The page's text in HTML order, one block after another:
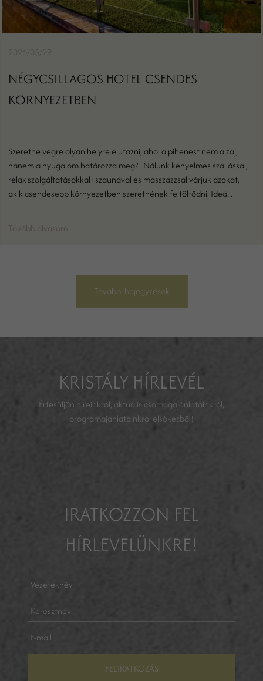
NÉGYCSILLAGOS HOTEL CSENDES
KÖRNYEZETBEN
Szeretne végre olyan helyre elutazni, ahol a pihenést nem a zaj,
hanem a nyugalom határozza meg? Nálunk kényelmes szállással,
relax szolgáltatásokkal: szaunával és masszázzsal várjuk azokat,
akik csendesebb környezetben szeretnének feltöltődni. Ideá...
Tovább olvasom
További bejegyzések
KRISTÁLY HÍRLEVÉL
Értesüljön híreinkről, aktuális csomagajánlatainkról,
programajánlatainkról elsőkézből!
IRATKOZZON FEL
HÍRLEVELÜNKRE!
FELIRATKOZÁS